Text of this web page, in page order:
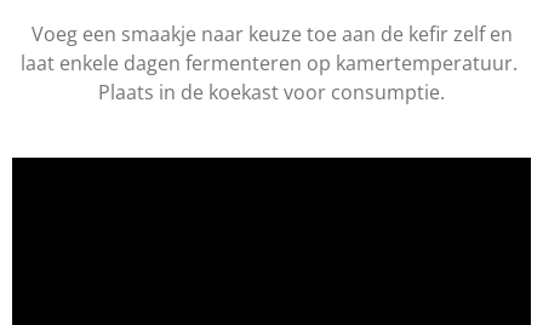
Voeg een smaakje naar keuze toe aan de kefir zelf en
laat enkele dagen fermenteren op kamertemperatuur.
Plaats in de koekast voor consumptie.